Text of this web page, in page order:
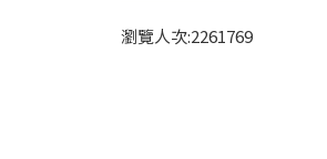
瀏覽人次:2261769